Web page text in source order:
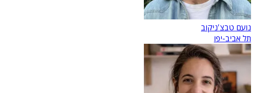
נועם טבצ'ניקוב
תל אביב-יפו